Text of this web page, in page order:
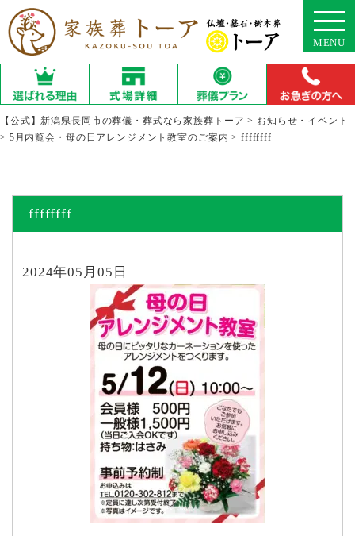
MENU
【公式】新潟県長岡市の葬儀・葬式なら家族葬トーア > お知らせ・イベント
> 5月内覧会・母の日アレンジメント教室のご案内 > ffffffff
ffffffff
2024年05月05日